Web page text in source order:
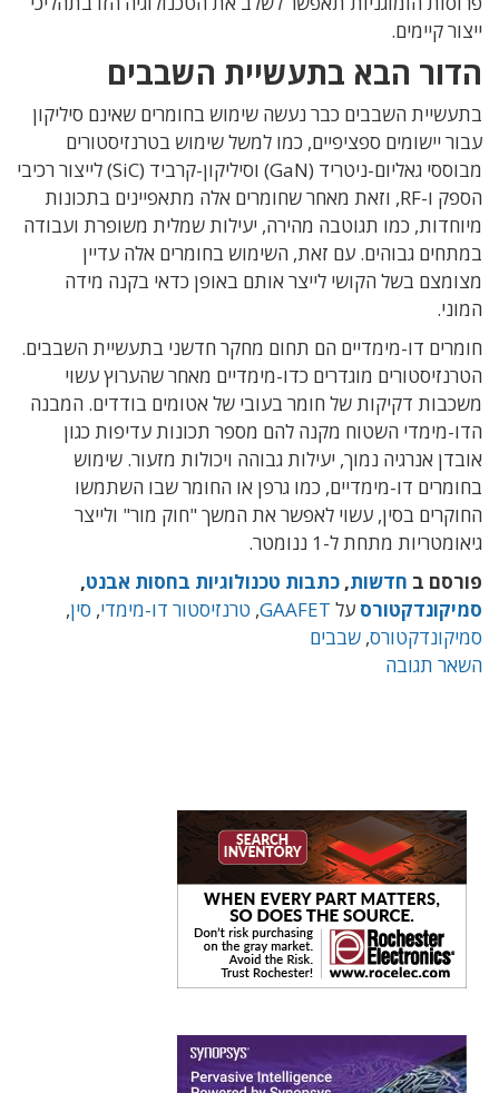
ייצור קיימים.
הדור הבא בתעשיית השבבים
בתעשיית השבבים כבר נעשה שימוש בחומרים שאינם סיליקון
עבור יישומים ספציפיים, כמו למשל שימוש בטרנזיסטורים
מבוססי גאליום-ניטריד (GaN) וסיליקון-קרביד (SiC) לייצור רכיבי
הספק ו-RF, וזאת מאחר שחומרים אלה מתאפיינים בתכונות
מיוחדות, כמו תגוטבה מהירה, יעילות שמלית משופרת ועבודה
במתחים גבוהים. עם זאת, השימוש בחומרים אלה עדיין
מצומצם בשל הקושי לייצר אותם באופן כדאי בקנה מידה
המוני.
חומרים דו-מימדיים הם תחום מחקר חדשני בתעשיית השבבים.
הטרנזיסטורים מוגדרים כדו-מימדיים מאחר שהערוץ עשוי
משכבות דקיקות של חומר בעובי של אטומים בודדים. המבנה
הדו-מימדי השטוח מקנה להם מספר תכונות עדיפות כגון
אובדן אנרגיה נמוך, יעילות גבוהה ויכולות מזעור. שימוש
בחומרים דו-מימדיים, כמו גרפן או החומר שבו השתמשו
החוקרים בסין, עשוי לאפשר את המשך "חוק מור" ולייצר
גיאומטריות מתחת ל-1 ננומטר.
פורסם ב חדשות, כתבות טכנולוגיות בחסות אבנט,
סמיקונדקטורס על GAAFET
, טרנזיסטור דו-מימדי, סין,
סמיקונדקטורס, שבבים
השאר תגובה